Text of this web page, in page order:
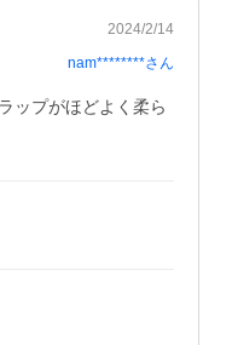
2024/2/14
nam********さん
ップがほどよく柔ら